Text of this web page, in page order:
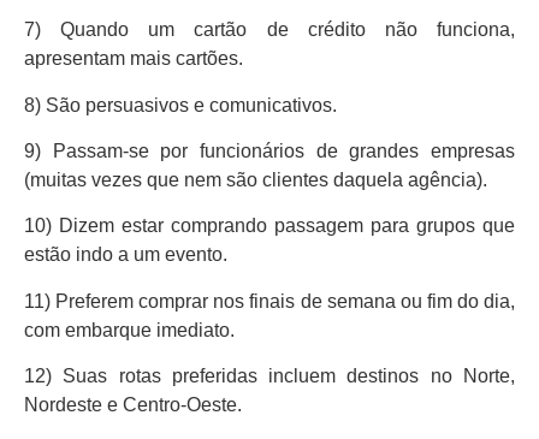
7) Quando um cartão de crédito não funciona,
apresentam mais cartões.
8) São persuasivos e comunicativos.
9) Passam-se por funcionários de grandes empresas
(muitas vezes que nem são clientes daquela agência).
10) Dizem estar comprando passagem para grupos que
estão indo a um evento.
11) Preferem comprar nos finais de semana ou fim do dia,
com embarque imediato.
12) Suas rotas preferidas incluem destinos no Norte,
Nordeste e Centro-Oeste.